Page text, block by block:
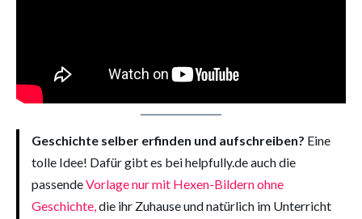
Geschichte selber erfinden und aufschreiben? Eine
tolle Idee! Dafür gibt es bei helpfully.de auch die
passendeVorlage nur mit Hexen-Bildern ohne
Geschichte,die ihr Zuhause und natürlich im Unterricht